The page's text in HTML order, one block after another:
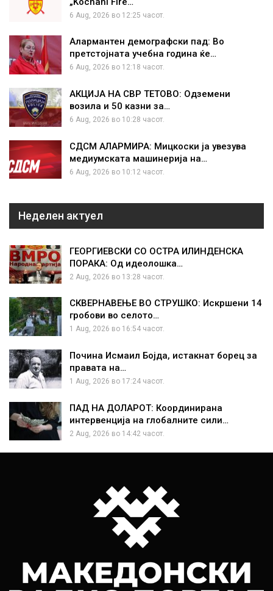
6 Aug, 2026 во 12:25 часот.
Алармантен демографски пад: Во
претстојната учебна година ќе…
6 Aug, 2026 во 12:18 часот.
АКЦИЈА НА СВР ТЕТОВО: Одземени
возила и 50 казни за…
6 Aug, 2026 во 10:28 часот.
СДСМ АЛАРМИРА: Мицкоски ја увезува
медиумската машинерија на…
6 Aug, 2026 во 10:12 часот.
Неделен актуел
ГЕОРГИЕВСКИ СО ОСТРА ИЛИНДЕНСКА
ПОРАКА: Од идеолошка…
2 Aug, 2026 во 13:28 часот.
СКВЕРНАВЕЊЕ ВО СТРУШКО: Искршени 14
гробови во селото…
1 Aug, 2026 во 16:54 часот.
Почина Исмаил Бојда, истакнат борец за
правата на…
1 Aug, 2026 во 17:24 часот.
ПАД НА ДОЛАРОТ: Координирана
интервенција на глобалните сили…
2 Aug, 2026 во 14:42 часот.